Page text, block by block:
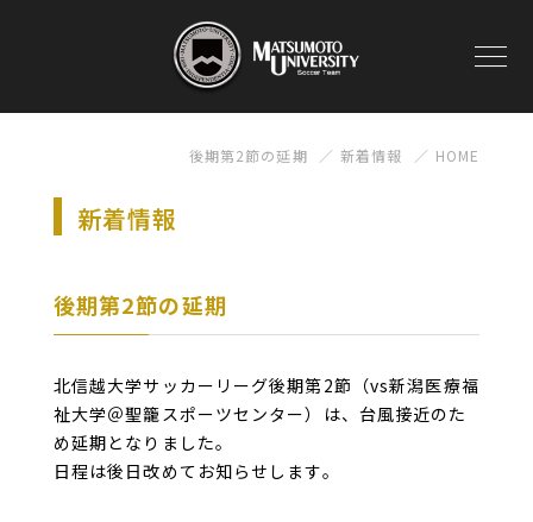
後期第2節の延期 新着情報 HOME
新着情報
後期第2節の延期
北信越大学サッカーリーグ後期第2節（vs新潟医療福
祉大学＠聖籠スポーツセンター）は、台風接近のた
め延期となりました。
日程は後日改めてお知らせします。